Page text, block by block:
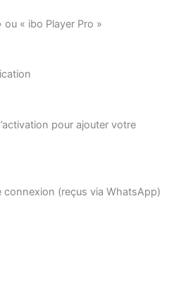
ou « ibo Player Pro »
pour ajouter votre
(reçus via WhatsApp)